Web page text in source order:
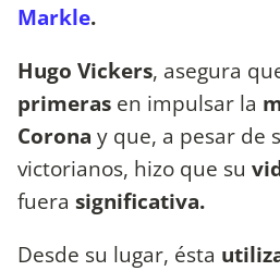
Markle.
Hugo Vickers, asegura
primeras en impulsar la
Corona y que, a pesar de
victorianos, hizo que su
fuera significativa.
Desde su lugar, ésta